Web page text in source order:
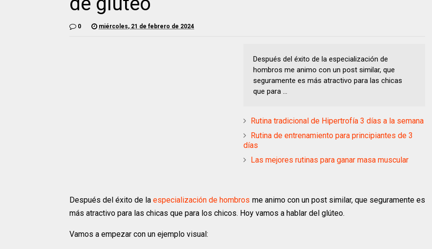
0 miércoles, 21 de febrero de 2024
Después del éxito de la especialización de
hombros me animo con un post similar, que
seguramente es más atractivo para las chicas
que para ...
Rutina tradicional de Hipertrofía 3 días a la semana
Rutina de entrenamiento para principiantes de 3
días
Las mejores rutinas para ganar masa muscular
Después del éxito de laespecialización de hombros me animo con un post similar, que seguramente es
más atractivo para las chicas que para los chicos. Hoy vamos a hablar del glúteo.
Vamos a empezar con un ejemplo visual: